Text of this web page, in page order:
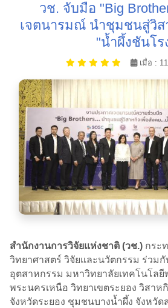
วช. จับมือ "Big
เจตนารมณ์ นำชุมชนสู่วิส
"น้ำผึ้งชันโร
เมื่อ :
สำนักงานการวิจัยแห่งชาติ (วช.) กระ
วิทยาศาสตร์ วิจัยและนวัตกรรม ร่วมกั
อุตสาหกรรม มหาวิทยาลัยเทคโนโลยี
พระนครเหนือ วิทยาเขตระยอง​ วิสา
จังหวัดระยอง​ ชุมชนบางน้ำผึ้ง​ จังหวั